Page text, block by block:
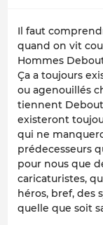
Il faut
quand on vit
Hommes
Ça a toujours
ou agenouillés
tiennent
existeront
qui ne
prédecesseurs
pour nous que
caricaturistes,
héros, bref, des
quelle que soit